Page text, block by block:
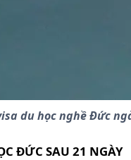
du học nghề Đức
ĐỨC SAU 21 NGÀY